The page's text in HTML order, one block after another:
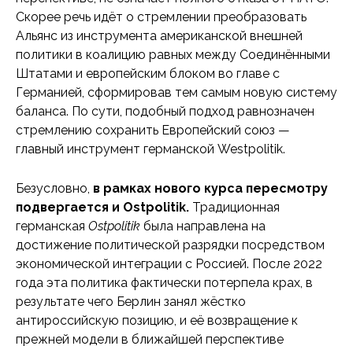
Скорее речь идёт о стремлении преобразовать
Альянс из инструмента американской внешней
политики в коалицию равных между Соединёнными
Штатами и европейским блоком во главе с
Германией, сформировав тем самым новую систему
баланса. По сути, подобный подход равнозначен
стремлению сохранить Европейский союз —
главный инструмент германской Westpolitik.
Безусловно, в рамках нового курса пересмотру
подвергается и Ostpolitik. Традиционная
германская Ostpolitik была направлена на
достижение политической разрядки посредством
экономической интеграции с Россией. После 2022
года эта политика фактически потерпела крах, в
результате чего Берлин занял жёстко
антироссийскую позицию, и её возвращение к
прежней модели в ближайшей перспективе